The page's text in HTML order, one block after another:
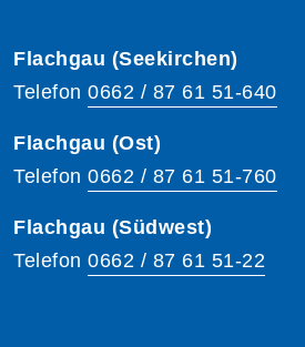
Flachgau (Seekirchen)
Telefon 0662 / 87 61 51-640
Flachgau (Ost)
Telefon 0662 / 87 61 51-760
Flachgau (Südwest)
Telefon 0662 / 87 61 51-22